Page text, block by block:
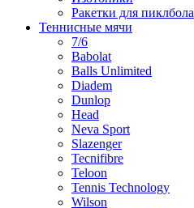
Ракетки для пиклбола
Теннисные мячи
7/6
Babolat
Balls Unlimited
Diadem
Dunlop
Head
Neva Sport
Slazenger
Tecnifibre
Teloon
Tennis Technology
Wilson